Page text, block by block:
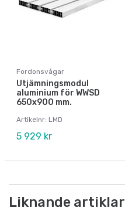
Fordonsvågar
Utjämningsmodul
aluminium för WWSD
650x900 mm.
Artikelnr: LMD
5 929 kr
Liknande artiklar